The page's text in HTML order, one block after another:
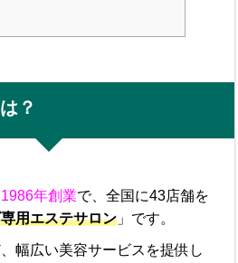
？
1986年創業で、全国に43店舗を
用エステサロン 」です。
幅広い美容サービスを提供し